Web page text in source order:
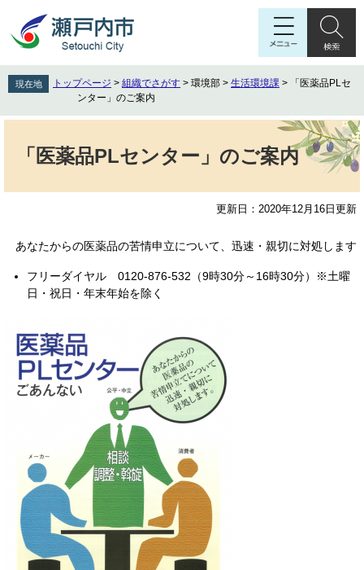
先
頭
を
飛
へ
現在地 トップページ > 組織でさがす > 環境部 > 生活環境課 >
「医薬品PLセ
ンター」のご案内
「医薬品PLセンター」のご案内
更新日：2020年12月16日更新
あなたからの医薬品の苦情申立について、迅速・親切に対処します
フリーダイヤル 0120-876-532（9時30分～16時30分）※土曜
日・祝日・年末年始を除く